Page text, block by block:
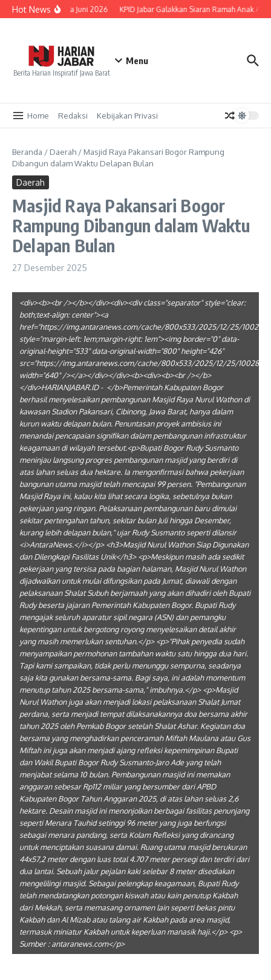
Lewati ke konten
Hot News
Rp192 Triliun pada Juni 2026 KPID Jabar Galakkan Siaran Ramah Anak
Berita Harian Inspiratif Jawa Barat
Menu
Home Redaksi Kebijakan Privasi
Beranda / Daerah / Masjid Raya Pakansari Bogor Rampung
Dibangun dalam Waktu Delapan Bulan
Daerah
Masjid Raya Pakansari Bogor
Rampung Dibangun dalam Waktu
Delapan Bulan
27 Desember 2025
<div><b><br /></b></div><div><div class="separator" style="clear:
both;text-align: center"><a
href="https://img.antaranews.com/cache/800x533/2025/12/25/
style="margin-left: 1em;margin-right: 1em"><img border="0" data-
original-height="533" data-original-width="800" height="426"
src="https://img.antaranews.com/cache/800x533/2025/12/25/
width="640" /></a></div></div><b><div><b><br /></b>
</div>HARIANJABAR.ID - </b>Pemerintah Kabupaten Bogor
berhasil menyelesaikan pembangunan Masjid Raya Nurul Wathon di
kawasan Stadion Pakansari, Cibinong, Jawa Barat, hanya dalam
kurun waktu delapan bulan. Penuntasan proyek ambisius ini
menandai pencapaian signifikan dalam pembangunan infrastruktur
keagamaan di wilayah tersebut.<p>Bupati Bogor Rudy Susmanto
meninjau langsung progres pembangunan masjid yang berdiri di
atas lahan seluas dua hektare. Ia mengonfirmasi bahwa pekerjaan
bangunan utama masjid telah mencapai 99 persen. "Pembangunan
Masjid Raya ini, kalau kita lihat secara logika, sebetulnya bukan
pekerjaan yang ringan. Pelaksanaan pembangunan baru dimulai
sekitar pertengahan tahun, sekitar bulan Juli hingga Desember,
kurang lebih delapan bulan," ujar Rudy Susmanto seperti dilansir
<i>AntaraNews.</i></p> <h3>Masjid Nurul Wathon Siap Digunakan
dan Dilengkapi Fasilitas Unik</h3> <p>Meskipun masih ada sedikit
pekerjaan yang tersisa pada bagian halaman, Masjid Nurul Wathon
dijadwalkan untuk mulai difungsikan pada Jumat, diawali dengan
pelaksanaan Shalat Subuh berjamaah yang akan dihadiri oleh Bupati
Rudy beserta jajaran Pemerintah Kabupaten Bogor. Bupati Rudy
mengajak seluruh aparatur sipil negara (ASN) dan pemangku
kepentingan untuk bergotong royong menyelesaikan detail akhir
yang masih memerlukan sentuhan.</p> <p>"Pihak penyedia sudah
menyampaikan permohonan tambahan waktu satu hingga dua hari.
Tapi kami sampaikan, tidak perlu menunggu sempurna, seadanya
saja kita gunakan bersama-sama. Bagi saya, ini adalah momentum
menutup tahun 2025 bersama-sama," imbuhnya.</p> <p>Masjid
Nurul Wathon juga akan menjadi lokasi pelaksanaan Shalat Jumat
perdana, serta menjadi tempat dilaksanakannya doa bersama akhir
tahun 2025 oleh Pemkab Bogor setelah Shalat Ashar. Kegiatan doa
bersama yang menghadirkan penceramah Miftah Maulana atau Gus
Miftah ini juga akan menjadi ajang refleksi kepemimpinan Bupati
dan Wakil Bupati Bogor Rudy Susmanto-Jaro Ade yang telah
menjabat selama 10 bulan. Pembangunan masjid ini memakan
anggaran sebesar Rp112 miliar yang bersumber dari APBD
Kabupaten Bogor Tahun Anggaran 2025, di atas lahan seluas 2,6
hektare. Desain masjid ini menonjolkan berbagai fasilitas penunjang
seperti Menara Tauhid setinggi 96 meter yang juga berfungsi
sebagai menara pandang, serta Kolam Refleksi yang dirancang
untuk menciptakan suasana damai. Ruang utama masjid berukuran
44x57,2 meter dengan luas total 4.707 meter persegi dan terdiri dari
dua lantai. Sebuah jalur pejalan kaki selebar 8 meter disediakan
mengelilingi masjid. Sebagai pelengkap keagamaan, Bupati Rudy
telah mendatangkan potongan kiswah atau kain penutup Kakbah
dari Mekkah, serta memasang ornamen lain seperti bekas pintu
Kakbah dan Al Mizab atau talang air Kakbah pada area masjid,
termasuk miniatur Kakbah untuk keperluan manasik haji.</p> <p>
Sumber : antaranews.com</p>